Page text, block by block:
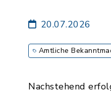
20.07.2026
Amtliche
Nachstehend